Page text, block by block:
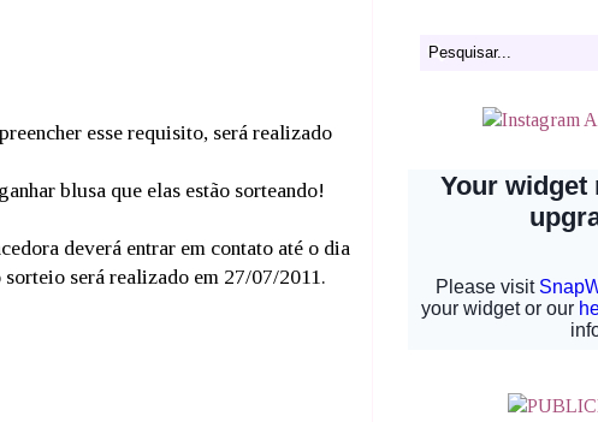
esse requisito, será realizado
blusa que elas estão sorteando!
deverá entrar em contato até o dia
será realizado em 27/07/2011.